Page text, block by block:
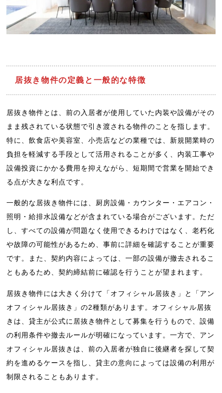
居抜き物件の定義と一般的な特徴
居抜き物件とは、前の入居者が使用していた内装や設備がその
まま残されている状態で引き渡される物件のことを指します。
特に、飲食店や美容室、小売店などの業種では、新規開業時の
負担を軽減する手段として活用されることが多く、内装工事や
設備投資にかかる費用を抑えながら、短期間で営業を開始でき
る点が大きな利点です。
一般的な居抜き物件には、厨房設備・カウンター・エアコン・
照明・給排水設備などが含まれている場合がございます。ただ
し、すべての設備が問題なく使用できるわけではなく、老朽化
や故障の可能性があるため、事前に詳細を確認することが重要
です。また、契約内容によっては、一部の設備が撤去されるこ
ともあるため、契約締結前に確認を行うことが望まれます。
居抜き物件には大きく分けて「オフィシャル居抜き」と「アン
オフィシャル居抜き」の2種類があります。オフィシャル居抜
きは、貸主が公式に居抜き物件として募集を行うもので、設備
の利用条件や撤去ルールが明確になっています。一方で、アン
オフィシャル居抜きは、前の入居者が独自に後継者を探して契
約を進めるケースを指し、貸主の意向によっては設備の利用が
制限されることもあります。